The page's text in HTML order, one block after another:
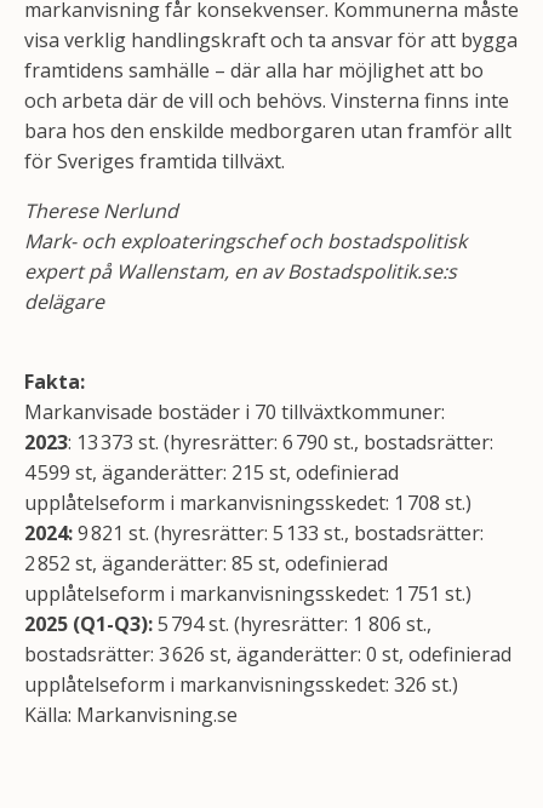
markanvisning får konsekvenser. Kommunerna måste
visa verklig handlingskraft och ta ansvar för att bygga
framtidens samhälle – där alla har möjlighet att bo
och arbeta där de vill och behövs. Vinsterna finns inte
bara hos den enskilde medborgaren utan framför allt
för Sveriges framtida tillväxt.
Therese Nerlund
Mark- och exploateringschef och bostadspolitisk
expert på Wallenstam, en av Bostadspolitik.se:s
delägare
Fakta:
Markanvisade bostäder i 70 tillväxtkommuner:
2023: 13 373 st. (hyresrätter: 6 790 st., bostadsrätter:
4 599 st, äganderätter: 215 st, odefinierad
upplåtelseform i markanvisningsskedet: 1 708 st.)
2024:9 821 st. (hyresrätter: 5 133 st., bostadsrätter:
2 852 st, äganderätter: 85 st, odefinierad
upplåtelseform i markanvisningsskedet: 1 751 st.)
2025 (Q1-Q3):5 794 st. (hyresrätter: 1 806 st.,
bostadsrätter: 3 626 st, äganderätter: 0 st, odefinierad
upplåtelseform i markanvisningsskedet: 326 st.)
Källa: Markanvisning.se